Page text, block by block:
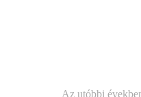
Az utóbbi